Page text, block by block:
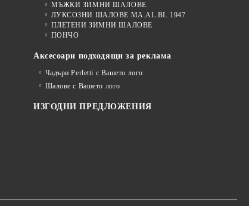
МЪЖКИ ЗИМНИ ШАЛОВЕ
ЛУКСОЗНИ ШАЛОВЕ MA.AL.BI. 1947
ПЛЕТЕНИ ЗИМНИ ШАЛОВЕ
ПОНЧО
Аксесоари подходящи за реклама
Чадъри Perletti с Вашето лого
Шалове с Вашето лого
ИЗГОДНИ ПРЕДЛОЖЕНИЯ